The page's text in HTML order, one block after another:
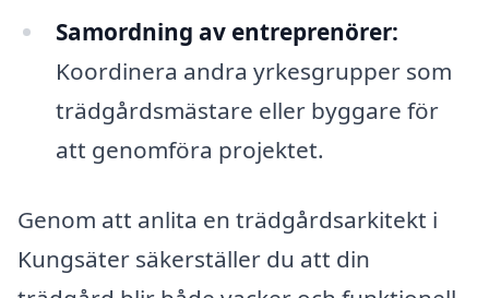
Samordning av entreprenörer:
Koordinera andra yrkesgrupper som
trädgårdsmästare eller byggare för
att genomföra projektet.
Genom att anlita en trädgårdsarkitekt i
Kungsäter säkerställer du att din